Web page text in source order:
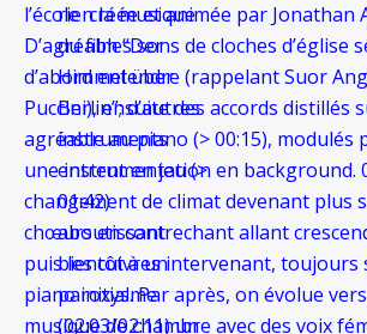
l’école créée et animée par Jonathan
D’agréables sons de cloches d’église
d’abord entendre (rappelant Suor
Puccini), ensuite des accords distillés
agréable au piano (> 00:15), modulés
une instrumentation en background.
changement de climat devenant plus
chœurs en contrechant allant
puis les cuivres intervenant, toujours
piano initial. Par après, on évolue
musique de chambre avec des voix
rien la musique
du film “Der
Himmel über
Berlin”; d’autres
instruments
entrent en jeu (>
01:42)
aboutissant
bientôt à un
paroxysme
(02:03/02:11) un